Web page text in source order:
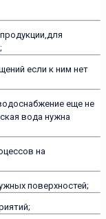
если к ним нет
еще не
вода нужна
на
поверхностей;